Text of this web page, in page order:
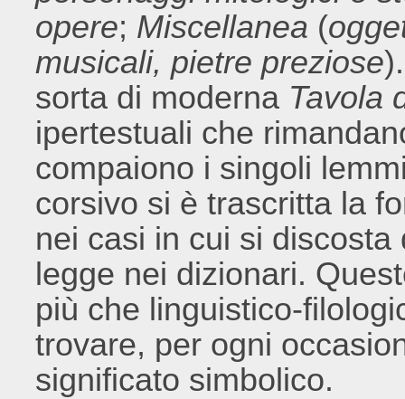
opere; Miscellanea (
musicali, pietre preziose
sorta di moderna Tavola
ipertestuali che
compaiono i singoli
corsivo si è trascritta la
nei casi in cui si
legge nei dizionari.
più che linguistico-
trovare, per ogni
significato simbolico.